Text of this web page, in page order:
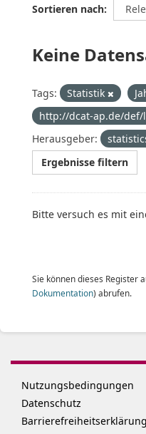
Sortieren nach
Keine
Tags: Statistik
http://dcat-ap.de/def/
Herausgeber:
Ergebnisse filtern
Bitte versuch es mit
Sie können dieses Register
Dokumentation) abrufen.
Nutzungsbedingungen
Datenschutz
Barrierefreiheitserklärung